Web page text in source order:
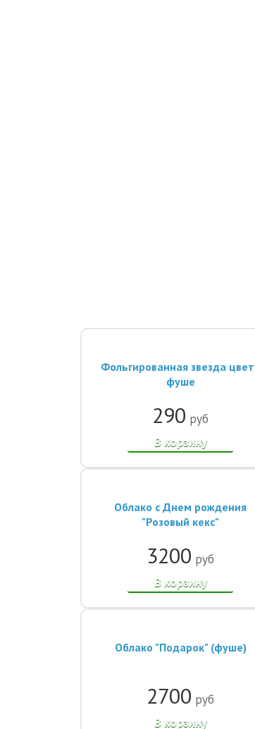
Фольгированная звезда
фуше
290 руб
В корзину
Облако с Днем рождения
"Розовый кекс"
3200 руб
В корзину
Облако "Подарок" (фуше)
2700 руб
В корзину